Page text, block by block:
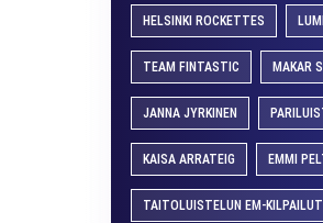
HELSINKI ROCKETTES
TEAM FINTASTIC MAKAR
JANNA JYRKINEN
KAISA ARRATEIG EMMI
TAITOLUISTELUN EM-KILPAILUT